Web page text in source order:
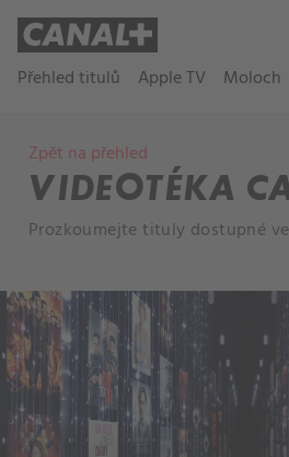
Přehled titulů Apple TV Moloch
Zpět na přehled
VIDEOTÉKA
Prozkoumejte tituly dostupné